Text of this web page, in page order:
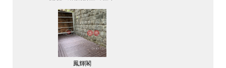
鳳輝閣